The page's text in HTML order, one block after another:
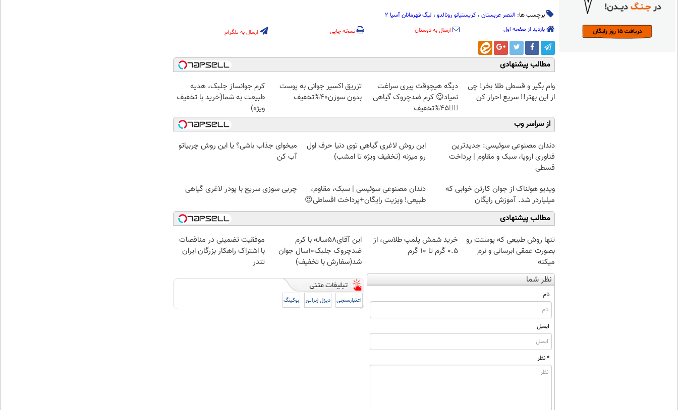
برچسب ها: النصر عربستان ، کریستیانو رونالدو ، لیگ قهرمانان آسیا 2
بازدید از صفحه اول ارسال به دوستان نسخه چاپی ارسال به تلگرام
مطالب پیشنهادی
وام بگیر و قسطی طلا بخر! چی
از این بهتر!! سریع احراز کن
دیگه هیچوقت پیری سراغت
نمیاد😉 کرم ضدچروک گیاهی
👈🏻45%تخفیف
تزریق اکسیر جوانی به پوست
بدون سوزن40%تخفیف
کرم جوانساز جلبک، هدیه
طبیعت به شما(خرید با تخفیف
ویژه)
از سراسر وب
دندان مصنوعی سوئیسی: جدیدترین
فناوری اروپا، سبک و مقاوم | پرداخت
قسطی
این روش لاغری گیاهی توی دنیا حرف اول
رو میزنه (تخفیف ویژه تا امشب)
میخوای جذاب باشی؟ یا این روش چربیاتو
آب کن
ویدیو هولناک از جوان کارتن خوابی که
میلیاردر شد. آموزش رایگان
دندان مصنوعی سوئیسی | سبک، مقاوم،
طبیعی! ویزیت رایگان+پرداخت اقساطی😍
چربی سوزی سریع با پودر لاغری گیاهی
مطالب پیشنهادی
تنها روش طبیعی که پوستت رو
بصورت عمقی ابرسانی و نرم
میکنه
خرید شمش پلمپ طلاسی، از
۰.۵ گرم تا ۱۰ گرم
این آقای58ساله با کرم
ضدچروک جلبک10سال جوان
شد(سفارش با تخفیف)
موفقیت تضمینی در مناقصات
با اشتراک راهکار بزرگان ایران
تندر
نظر شما
نام
ایمیل
* نظر
اعتبارسنجی دیزل ژنراتور بوکینگ